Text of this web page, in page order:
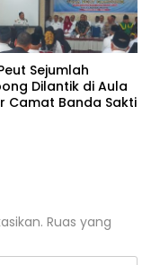
Sejumlah
Dilantik di Aula
Camat Banda Sakti
Ruas yang